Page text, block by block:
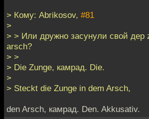
> Кому: Abrikosov, #81
>
> > Или дружно засунули свой дер
аrsch?
> >
> Die Zunge, камрад. Die.
>
> Steckt die Zunge in dem Arsch,
den Arsch, камрад. Den. Akkusativ.